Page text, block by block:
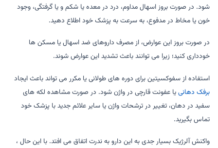
شود. در صورت بروز اسهال مداوم، درد در معده یا شکم و یا گرفتگی، وجود
خون یا مخاط در مدفوع، به سرعت به پزشک خود اطلاع دهید.
در صورت بروز این عوارض، از مصرف داروهای ضد اسهال یا مسکن ها
خودداری کنید؛ زیرا می توانند باعث تشدید این عوارض شوند.
استفاده از سفوکسیتین برای دوره های طولانی یا مکرر می تواند باعث ایجاد
برفک دهانییا عفونت قارچی در واژن شود. در صورت مشاهده لکه های
سفید در دهان، تغییر در ترشحات واژن یا سایر علائم جدید با پزشک خود
تماس بگیرید.
واکنش آلرژیک بسیار جدی به این دارو به ندرت اتفاق می افتد. با این حال ،